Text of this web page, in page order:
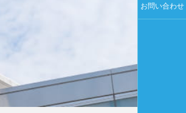
お問い合わせ